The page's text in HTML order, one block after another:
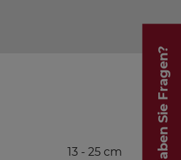
Haben Sie Fragen?
13 - 25 cm